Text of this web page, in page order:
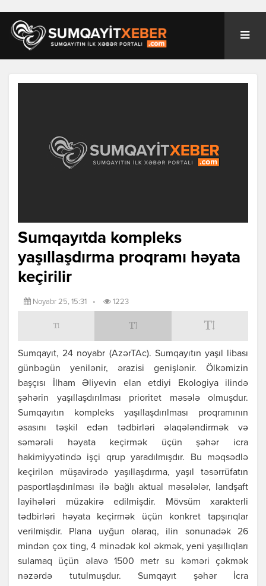
Sumqayıtda kompleks
yaşıllaşdırma proqramı həyata
keçirilir
Noyabr 25, 15:31 • 1223
Sumqayıt, 24 noyabr (AzərTAc). Sumqayıtın yaşıl libası
günbəgün yenilənir, ərazisi genişlənir. Ölkəmizin
başçısı İlham Əliyevin elan etdiyi Ekologiya ilində
şəhərin yaşıllaşdırılması prioritet məsələ olmuşdur.
Sumqayıtın kompleks yaşıllaşdırılması proqramının
əsasını təşkil edən tədbirləri əlaqələndirmək və
səmərəli həyata keçirmək üçün şəhər icra
hakimiyyətində işçi qrup yaradılmışdır. Bu məqsədlə
keçirilən müşavirədə yaşıllaşdırma, yaşıl təsərrüfatın
pasportlaşdırılması ilə bağlı aktual məsələlər, landşaft
layihələri müzakirə edilmişdir. Mövsüm xarakterli
tədbirləri həyata keçirmək üçün konkret tapşırıqlar
verilmişdir. Plana uyğun olaraq, ilin sonunadək 26
mindən çox ting, 4 minədək kol əkmək, yeni yaşıllıqları
sulamaq üçün əlavə 1500 metr su kəməri çəkmək
nəzərdə tutulmuşdur. Sumqayıt şəhər İcra